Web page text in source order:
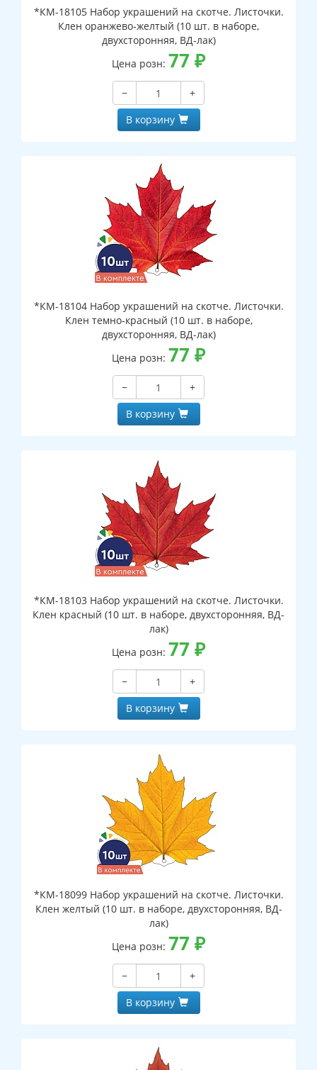
*КМ-18105 Набор украшений на скотче. Листочки.
Клен оранжево-желтый (10 шт. в наборе,
двухсторонняя, ВД-лак)
Цена розн: 77 ₽
−
+
В корзину
*КМ-18104 Набор украшений на скотче. Листочки.
Клен темно-красный (10 шт. в наборе,
двухсторонняя, ВД-лак)
Цена розн: 77 ₽
−
+
В корзину
*КМ-18103 Набор украшений на скотче. Листочки.
Клен красный (10 шт. в наборе, двухсторонняя, ВД-
лак)
Цена розн: 77 ₽
−
+
В корзину
*КМ-18099 Набор украшений на скотче. Листочки.
Клен желтый (10 шт. в наборе, двухсторонняя, ВД-
лак)
Цена розн: 77 ₽
−
+
В корзину